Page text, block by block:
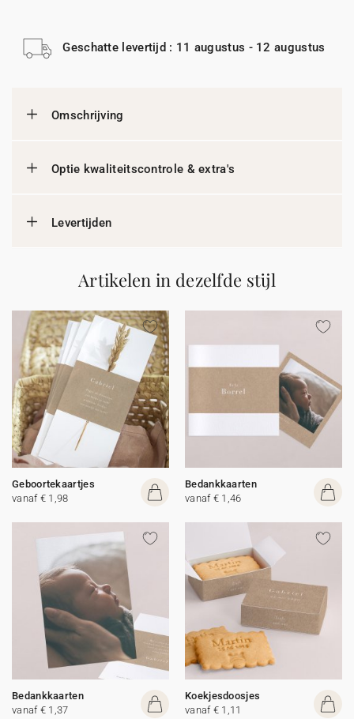
Geschatte levertijd : 11 augustus - 12 augustus
Omschrijving
Optie kwaliteitscontrole & extra's
Levertijden
Artikelen in dezelfde stijl
Geboortekaartjes
vanaf € 1,98
Bedankkaarten
vanaf € 1,46
Bedankkaarten
vanaf € 1,37
Koekjesdoosjes
vanaf € 1,11